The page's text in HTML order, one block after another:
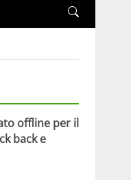
offline per il
back e